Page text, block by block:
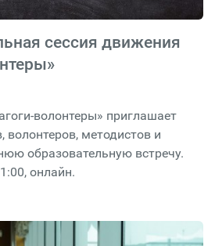
сессия движения
волонтеры» приглашает
волонтеров, методистов и
образовательную встречу.
онлайн.